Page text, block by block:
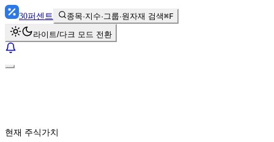
30퍼센트 종목·지수·그룹·원자재 검색⌘F
라이트/다크 모드 전환
현재 주식가치